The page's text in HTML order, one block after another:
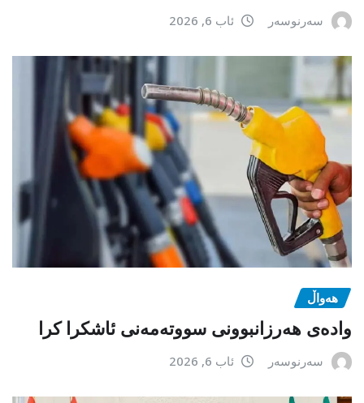
سەرنوسەر ئاب 6, 2026
هەواڵ
وادەی هەرزانبوونی سووتەمەنی ئاشکرا کرا
سەرنوسەر ئاب 6, 2026